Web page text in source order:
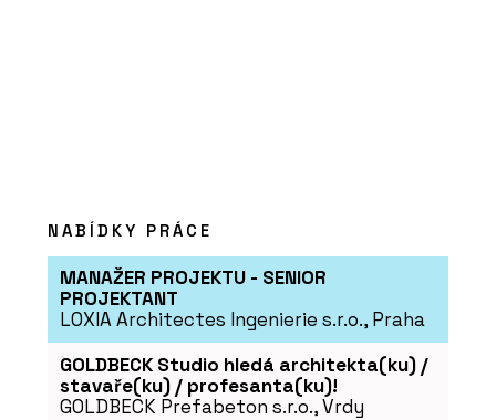
PRODUKTY
NABÍDKY PRÁCE
MANAŽER PROJEKTU - SENIOR
PROJEKTANT
LOXIA Architectes Ingenierie s.r.o., Praha
GOLDBECK Studio hledá architekta(ku) /
stavaře(ku) / profesanta(ku)!
GOLDBECK Prefabeton s.r.o., Vrdy